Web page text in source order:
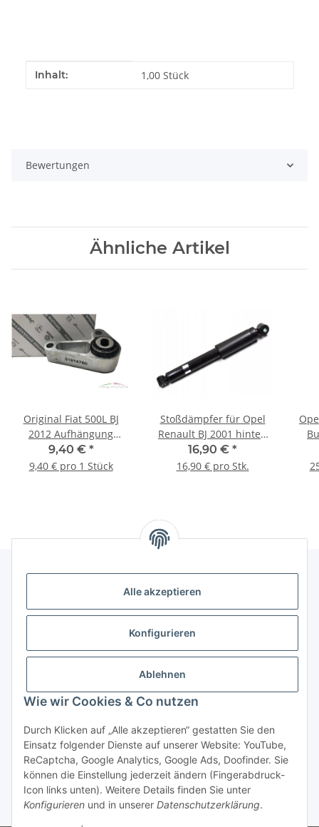
Alle akzeptieren
Konfigurieren
Ablehnen
Wie wir Cookies & Co nutzen
Durch Klicken auf „Alle akzeptieren“ gestatten Sie den
Einsatz folgender Dienste auf unserer Website: YouTube,
ReCaptcha, Google Analytics, Google Ads, Doofinder. Sie
können die Einstellung jederzeit ändern (Fingerabdruck-
Icon links unten). Weitere Details finden Sie unter
Konfigurieren und in unserer Datenschutzerklärung.
Produkteigenschaft
Wert
Inhalt: 1,00 Stück
Bewertungen
Ähnliche Artikel
Original Fiat 500L BJ
2012 Aufhängung
Differenzial Motorlager
Halterung 51815760
9,40 € *
9,40 € pro 1 Stück
Stoßdämpfer für Opel
Renault BJ 2001 hinten
links rechts Gas
93459604 8200046851
16,90 € *
16,90 € pro Stk.
Widerrufsbutton
* Alle Preise inkl. gesetzlicher USt., zzgl.Versand